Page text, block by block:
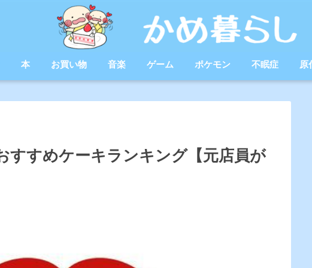
本 お買い物 音楽 ゲーム ポケモン 不眠症 原
すすめケーキランキング【元店員が